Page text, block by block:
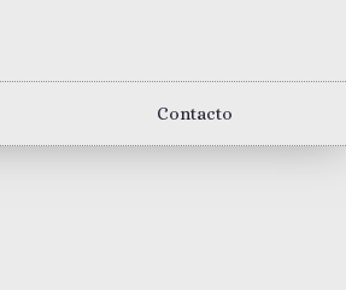
Contacto